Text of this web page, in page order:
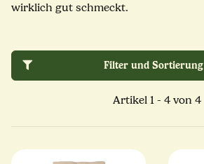
wirklich gut schmeckt.
Filter und Sortierung
Artikel 1 - 4 von 4